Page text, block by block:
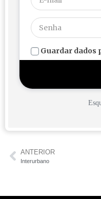
Guardar dados
ANTERIOR
Interurbano